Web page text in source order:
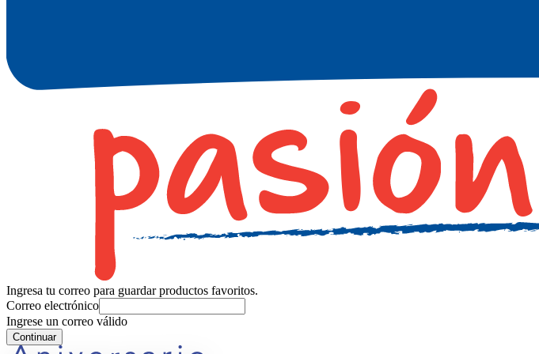
Ingresa tu correo para guardar productos favoritos.
Correo electrónico
Ingrese un correo válido
Continuar